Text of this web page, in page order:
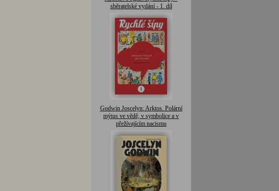
sběratelské vydání - 1. díl
Godwin Joscelyn: Arktos. Polární
mýtus ve vědě, v symbolice a v
přežívajícím nacismu